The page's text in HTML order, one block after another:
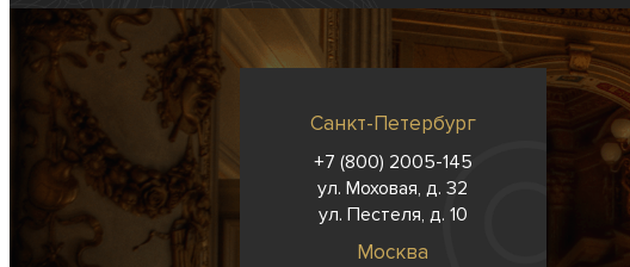
Санкт-Петербург
+7 (800) 2005-145
ул. Моховая, д. 32
ул. Пестеля, д. 10
Москва